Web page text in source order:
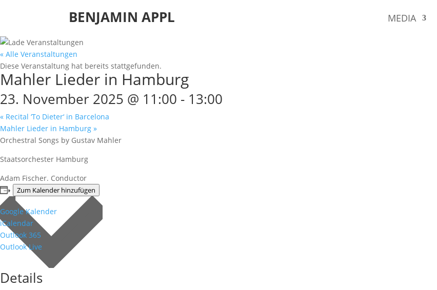
BENJAMIN APPL MEDIA
« Alle Veranstaltungen
Diese Veranstaltung hat bereits stattgefunden.
Mahler Lieder in Hamburg
23. November 2025 @ 11:00 - 13:00
« Recital ‘To Dieter‘ in Barcelona
Mahler Lieder in Hamburg »
Orchestral Songs by Gustav Mahler
Staatsorchester Hamburg
Adam Fischer. Conductor
Zum Kalender hinzufügen
Google Kalender
iCalendar
Outlook 365
Outlook Live
Details